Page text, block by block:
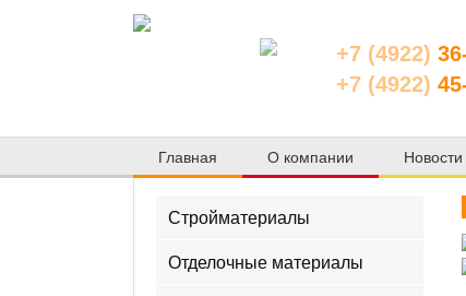
+7 (4922)
+7 (4922)
Главная О компании Новости
Стройматериалы
Отделочные материалы